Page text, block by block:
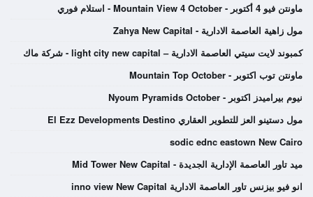
ماونتن فيو 4 أكتوبر - Mountain View 4 October - استلام فوري
مول زاهية العاصمة الادارية - Zahya New Capital
كمبوند لايت سيتي العاصمة الادارية – light city new capital - شركة ماك
ماونتن توب اكتوبر - Mountain Top October
نيوم بيراميدز اكتوبر - Nyoum Pyramids October
مول دستينو العز للتطوير العقاري El Ezz Developments Destino
sodic ednc eastown New Cairo
ميد تاور العاصمة الإدارية الجديدة - Mid Tower New Capital
انو فيو بيزنس تاور العاصمة الادارية inno view New Capital